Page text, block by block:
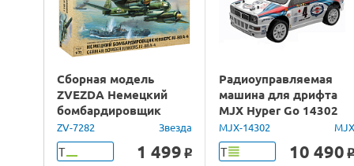
Сборная модель
ZVEZDA Немецкий
бомбардировщик
Юнкерс Ju-88, 1/72
ZV-7282 Звезда
Т 1 499 o
Радиоуправляемая
машина для дрифта
MJX Hyper Go 14302
Lancia Delta Brushless
4WD 2.4G LED 1/14
RTR
MJX-14302 MJX
Т 10 490 o